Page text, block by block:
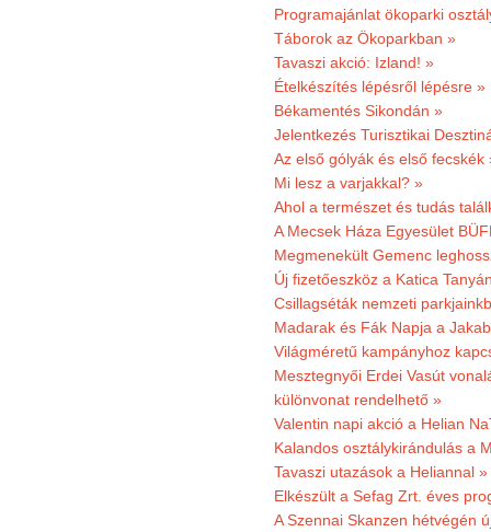
Programajánlat ökoparki
Táborok az Ökoparkban »
Tavaszi akció: Izland! »
Ételkészítés lépésről lépésre »
Békamentés Sikondán »
Jelentkezés Turisztikai
Az első gólyák és első fecskék
Mi lesz a varjakkal? »
Ahol a természet és tudás
A Mecsek Háza Egyesület
Megmenekült Gemenc
Új fizetőeszköz a Katica
Csillagséták nemzeti
Madarak és Fák Napja a
Világméretű kampányhoz
Mesztegnyői Erdei Vasút
különvonat rendelhető »
Valentin napi akció a Helian
Kalandos osztálykirándulás a
Tavaszi utazások a Heliannal »
Elkészült a Sefag Zrt. éves
A Szennai Skanzen hétvégén